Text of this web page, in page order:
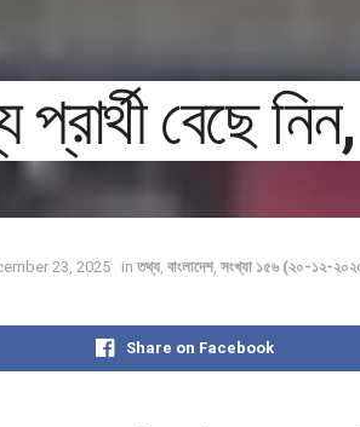
বেছে
23, 2025 in তথ্য, বাংলাদেশ, সংখ্যা ১৫৬ (২০-১২-
Share on Facebook